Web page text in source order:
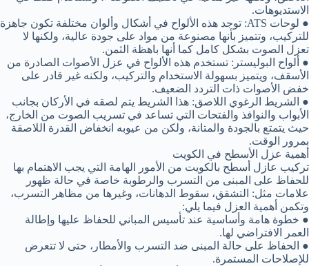
الاستديوهات.
● لوحات ATS: توجد هذه الألواح في أشكال وألوان مختلفة تكون جاهزة
للتركيب، وتتميز بأنها مصنوعة من مواد على جودة عالية، ولكنها لا
تعزل الصوت بشكل كامل كما أنها باهظة الثمن.
● ألواح البوليستر: تستخدم هذه الألواح في عزل الأصوات الصادرة من
الأسقف، ويتميز بسهولة الاستخدام والتركيب، ولكنه غير قادر على
خفض الأصوات ذات التردد الضعيف.
● الشريط الرغوي اللاصق: هذا الشريط يتم لصقه في الأركان بجانب
الأبواب والنوافذ والفتحات التي تساعد في تسريب الصوت من الخارج،
حيث يتمتع بالجودة والمتانة، ولكن من عيوبه انخفاض القدرة اللاصقة
بمرور الوقت.
أهمية عزل الأسطح في الكويت
تركيب عازل أسطح بالكويت من الأمور الهامة التي يجب الاهتمام بها
للحفاظ على المبنى من التسرب والرطوبة خاصة في حالة ظهور
علامات مثل: التشقق، سقوط الدهانات، وغيرها من مظاهر التسرب،
وتكمن أهمية العزل فيما يلي:
● خطوة هامة وأساسية عند تأسيس المباني للحفاظ عليها وإطالة
العمر الافتراضي لها.
● الحفاظ على حالة المبنى ضد التسرب والأمطار، حتى لا تتعرض
للإصلاحات المستمرة.